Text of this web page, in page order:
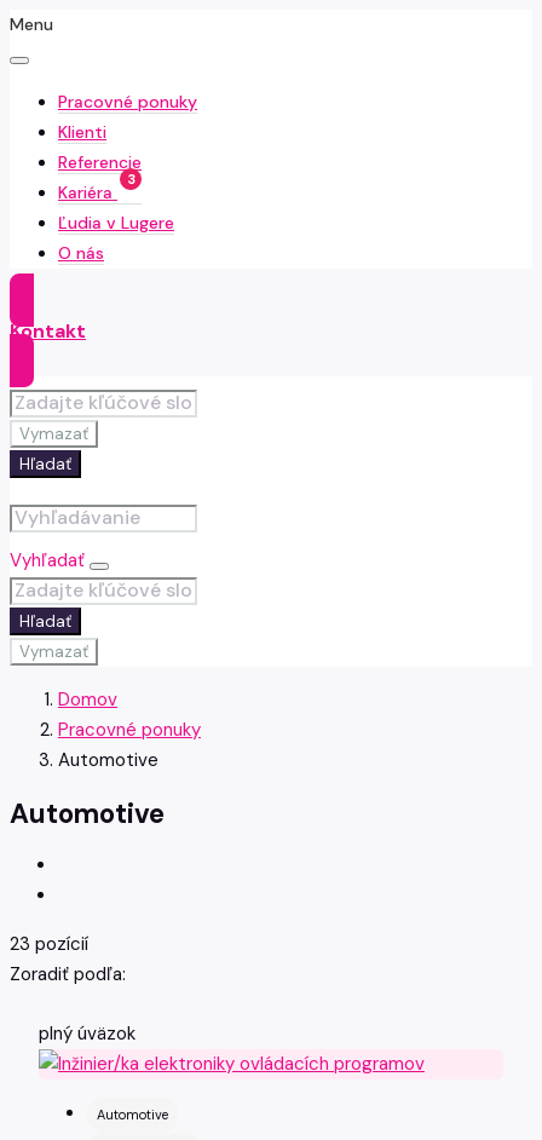
Menu
Pracovné ponuky
Klienti
Referencie
Kariéra
3
Ľudia v Lugere
O nás
Kontakt
Vymazať
Hľadať
Vyhľadať
Hľadať
Vymazať
Domov
Pracovné ponuky
Automotive
Automotive
23 pozícií
Zoradiť podľa:
plný úväzok
Automotive